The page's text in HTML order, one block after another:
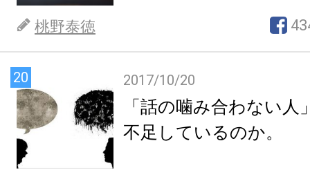
桃野泰徳
20 2017/10/20
「話の噛み合わない人
不足しているのか。